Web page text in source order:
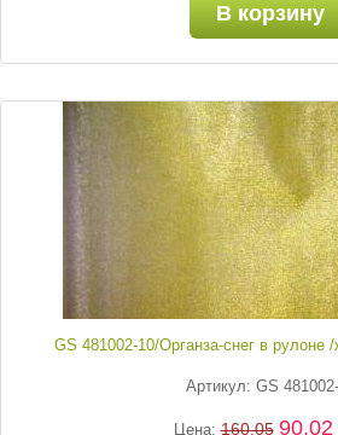
В корзину
GS 481002-10/Органза-снег в
Артикул: GS
Цена:160.05 90.02